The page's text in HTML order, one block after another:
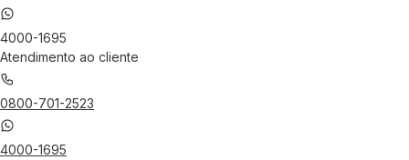
4000-1695
Atendimento ao cliente
0800-701-2523
4000-1695